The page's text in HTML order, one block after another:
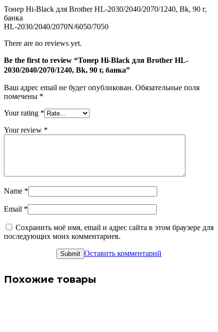
Brother
HL-
2030/2040/2070/1240,
Bk,
90
банка
Тонер Hi-Black для Brother HL-2030/2040/2070/1240, Bk, 90 г,
банка
HL-2030/2040/2070N/6050/7050
There are no reviews yet.
Be the first to review “Тонер Hi-Black для Brother HL-
2030/2040/2070/1240, Bk, 90 г, банка”
Ваш адрес email не будет опубликован. Обязательные поля
помечены *
Your rating *
Your review *
Name *
Email *
Сохранить моё имя, email и адрес сайта в этом браузере для
последующих моих комментариев.
Оставить комментарий
Похожие товары